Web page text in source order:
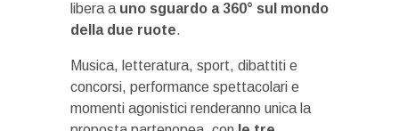
libera a uno sguardo a 360° sul mondo
della due ruote.
Musica, letteratura, sport, dibattiti e
concorsi, performance spettacolari e
momenti agonistici renderanno unica la